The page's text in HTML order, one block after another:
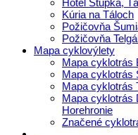
Hotel Stupka,
Kúria na Táloch
Požičovňa
Požičovňa
Mapa cyklovýlety
Mapa cyklotrás
Mapa cyklotrás
Mapa cyklotrás
Mapa cyklotrás
Horehronie
Značené